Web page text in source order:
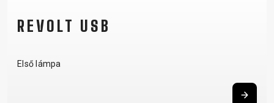
REVOLT USB
Első lámpa